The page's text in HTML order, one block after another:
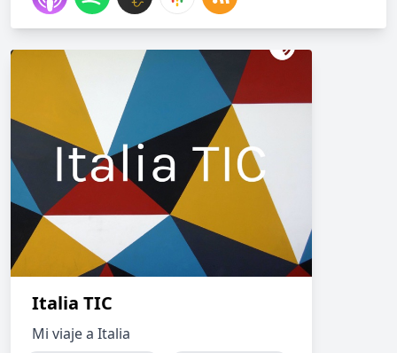
Italia TIC
Mi viaje a Italia